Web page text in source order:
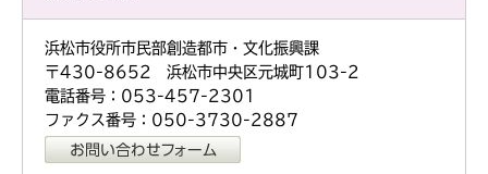
浜松市役所市民部創造都市・文化振興課
〒430-8652 浜松市中央区元城町103-2
電話番号：053-457-2301
ファクス番号：050-3730-2887